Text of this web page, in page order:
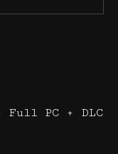
PC + DLC